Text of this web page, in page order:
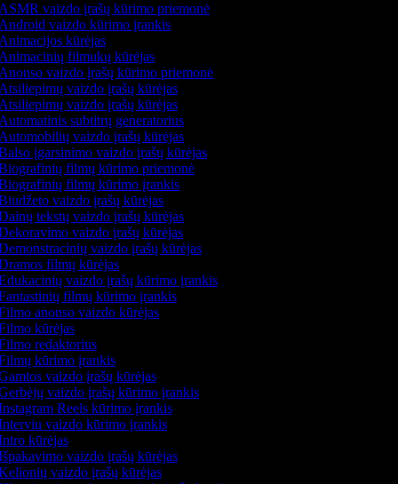
vaizdo įrašų kūrimo priemonė
vaizdo kūrimo įrankis
kūrėjas
filmukų kūrėjas
vaizdo įrašų kūrimo priemonė
vaizdo įrašų kūrėjas
vaizdo įrašų kūrėjas
subtitrų generatorius
vaizdo įrašų kūrėjas
įgarsinimo vaizdo įrašų kūrėjas
filmų kūrimo priemonė
filmų kūrimo įrankis
vaizdo įrašų kūrėjas
tekstų vaizdo įrašų kūrėjas
vaizdo įrašų kūrėjas
vaizdo įrašų kūrėjas
filmų kūrėjas
vaizdo įrašų kūrimo įrankis
filmų kūrimo įrankis
anonso vaizdo kūrėjas
kūrėjas
redaktorius
kūrimo įrankis
vaizdo įrašų kūrėjas
vaizdo įrašų kūrimo įrankis
Reels kūrimo įrankis
vaizdo kūrimo įrankis
kūrėjas
vaizdo įrašų kūrėjas
vaizdo įrašų kūrėjas